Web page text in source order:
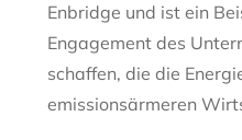
Enbridge und ist ein
Engagement des
schaffen, die die
emissionsärmeren